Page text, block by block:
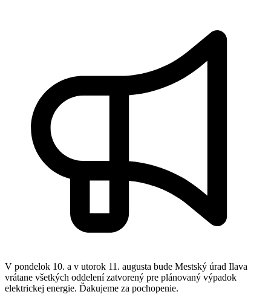
V pondelok 10. a v utorok 11. augusta bude Mestský úrad Ilava
vrátane všetkých oddelení zatvorený pre plánovaný výpadok
elektrickej energie. Ďakujeme za pochopenie.